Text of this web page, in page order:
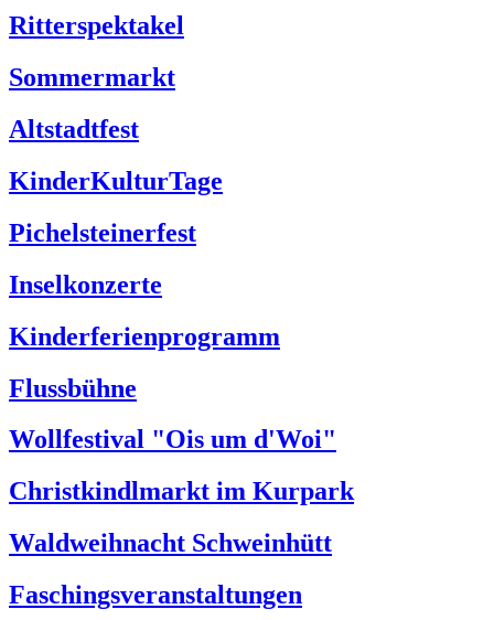
Ritterspektakel
Sommermarkt
Altstadtfest
KinderKulturTage
Pichelsteinerfest
Inselkonzerte
Kinderferienprogramm
Flussbühne
Wollfestival "Ois um d'Woi"
Christkindlmarkt im Kurpark
Waldweihnacht Schweinhütt
Faschingsveranstaltungen